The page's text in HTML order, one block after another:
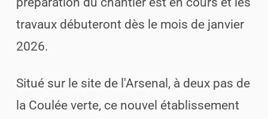
travaux débuteront dès le mois de janvier
2026.
Situé sur le site de l'Arsenal, à deux pas de
la Coulée verte, ce nouvel établissement